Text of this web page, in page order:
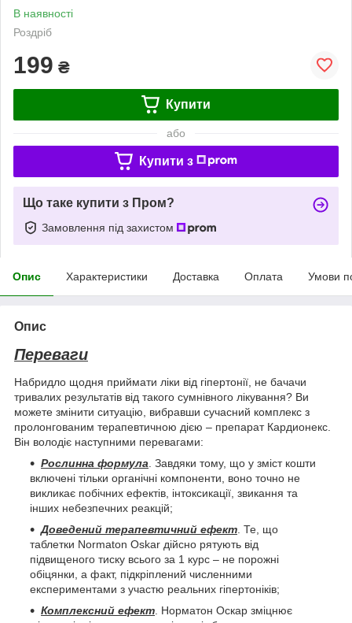
В наявності
Роздріб
199 ₴
Купити
або
Купити з
Що таке купити з Пром?
Замовлення під захистом
Опис Характеристики Доставка Оплата Умови
Опис
Переваги
Набридло щодня приймати ліки від гіпертонії, не бачачи
тривалих результатів від такого сумнівного лікування? Ви
можете змінити ситуацію, вибравши сучасний комплекс з
пролонгованим терапевтичною дією – препарат Кардионекс.
Він володіє наступними перевагами:
Рослинна формула. Завдяки тому, що у зміст кошти
включені тільки органічні компоненти, воно точно не
викликає побічних ефектів, інтоксикації, звикання та
інших небезпечних реакцій;
Доведений терапевтичний ефект. Те, що
таблетки Normaton Oskar дійсно рятують від
підвищеного тиску всього за 1 курс – не порожні
обіцянки, а факт, підкріплений численними
експериментами з участю реальних гіпертоніків;
Комплексний ефект. Норматон Оскар зміцнює